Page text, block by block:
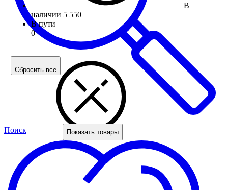
Поиск
В
наличии 5 550
В пути
0
Сбросить все
Показать товары